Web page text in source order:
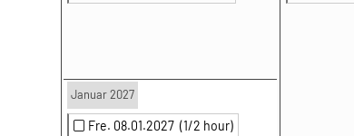
Januar 2027
Fre. 08.01.2027 (1/2 hour)